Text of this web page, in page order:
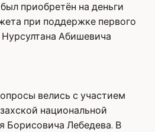
приобретён на деньги
при поддержке первого
Нурсултана Абишевича
велись с участием
национальной
Борисовича Лебедева. В